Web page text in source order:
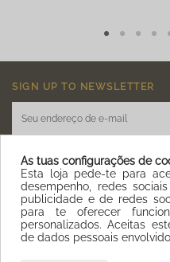
SIGN UP TO NEWSLETTER
IQITLINKSMANAGER
CONTACT US
As tuas configurações de
Esta loja pede-te para
desempenho, redes
publicidade e de redes
para te oferecer
personalizados. Aceitas
de dados pessoais